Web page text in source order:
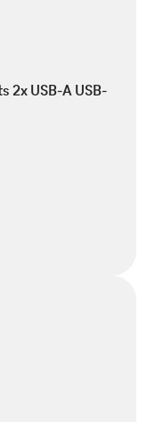
2x USB-A USB-